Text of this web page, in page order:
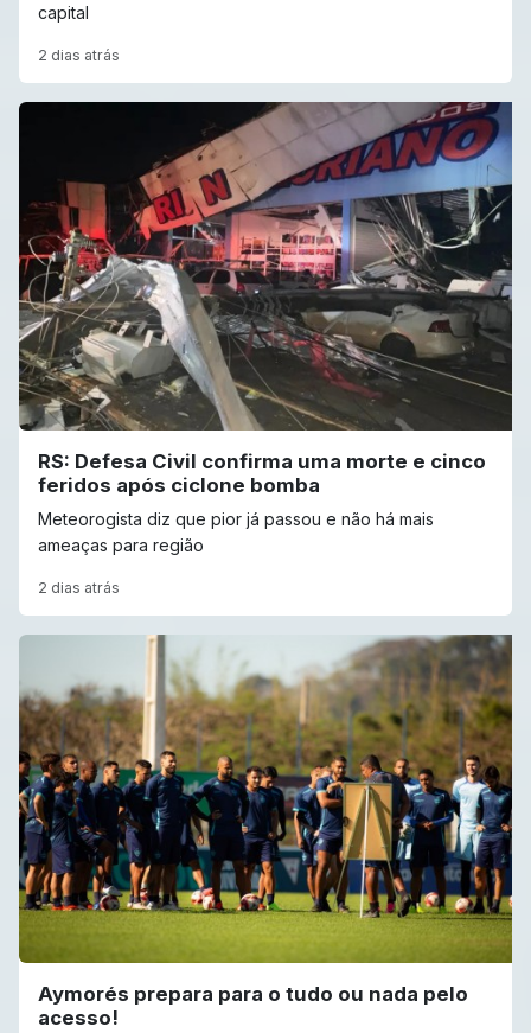
capital
2 dias atrás
RS: Defesa Civil confirma uma morte e cinco
feridos após ciclone bomba
Meteorogista diz que pior já passou e não há mais
ameaças para região
2 dias atrás
Aymorés prepara para o tudo ou nada pelo
acesso!